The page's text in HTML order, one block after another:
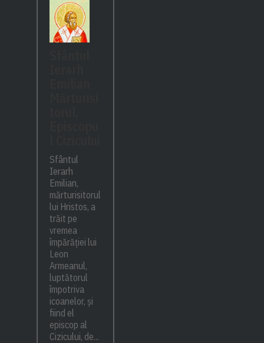
Sfântul
Ierarh
Emilian,
mărturisitorul
lui Hristos, a
trăit pe
vremea
împărăției lui
Leon
Armeanul,
luptătorul
împotriva
icoanelor, și
fiind el
episcop al
Cizicului, de...